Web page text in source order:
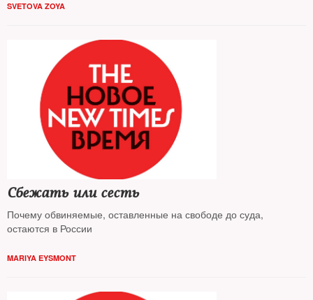
SVETOVA ZOYA
Сбежать или сесть
Почему обвиняемые, оставленные на свободе до суда,
остаются в России
MARIYA EYSMONT